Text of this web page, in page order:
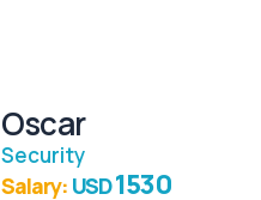
Oscar
Security
Salary: USD1530